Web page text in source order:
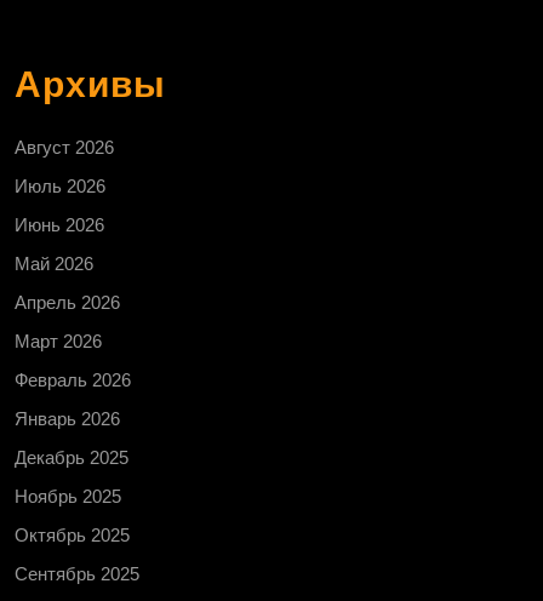
Архивы
Август 2026
Июль 2026
Июнь 2026
Май 2026
Апрель 2026
Март 2026
Февраль 2026
Январь 2026
Декабрь 2025
Ноябрь 2025
Октябрь 2025
Сентябрь 2025